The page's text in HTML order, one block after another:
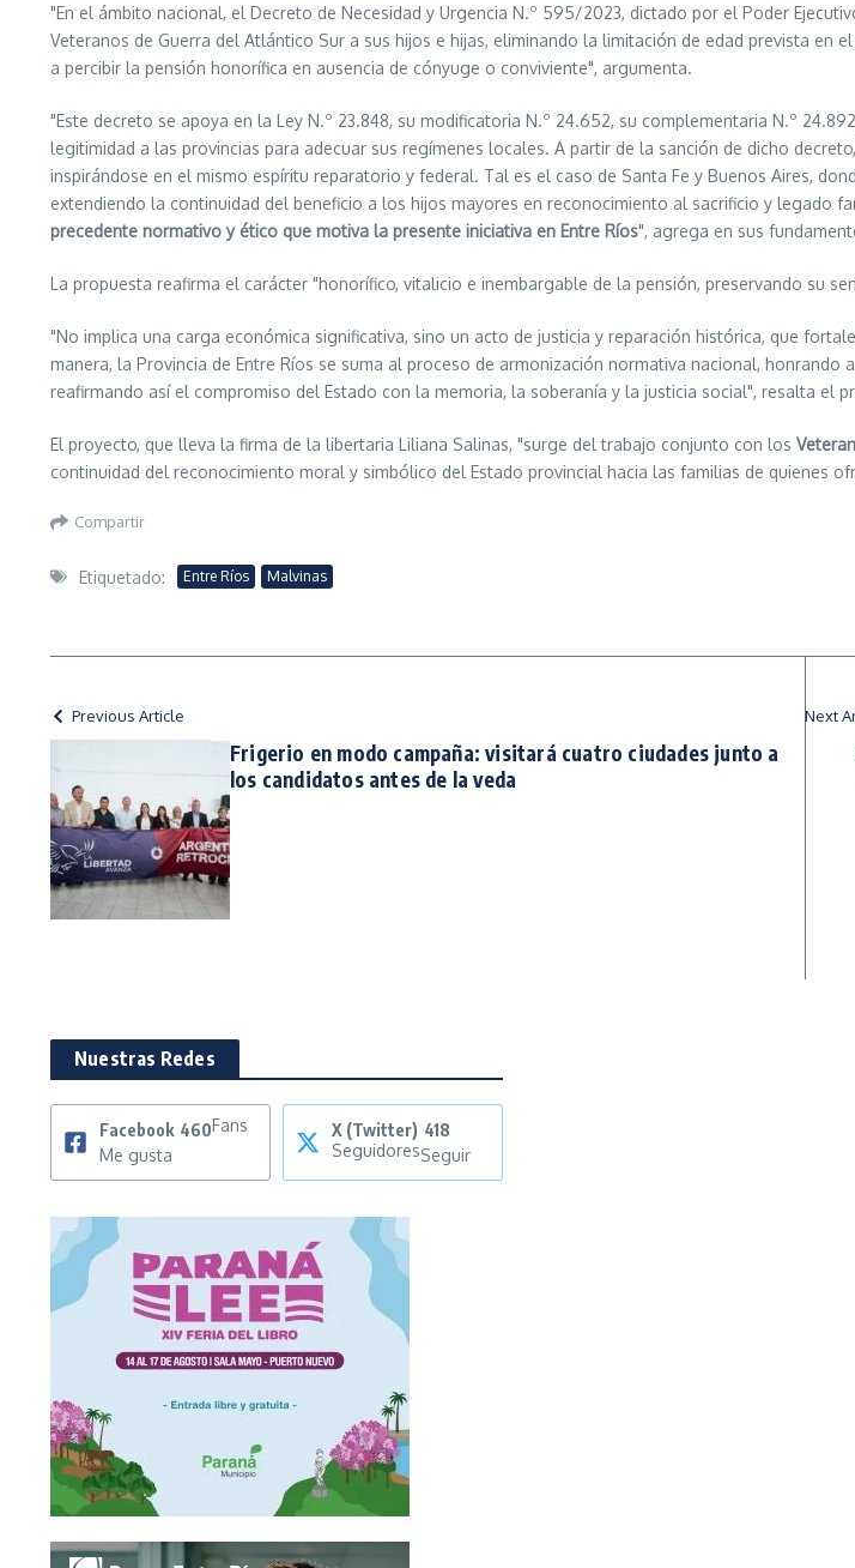
"En el ámbito nacional, el Decreto de Necesidad y Urgencia N.º 595/2023, dictado por el Poder
Veteranos de Guerra del Atlántico Sur a sus hijos e hijas, eliminando la limitación de edad prevista en
a percibir la pensión honorífica en ausencia de cónyuge o conviviente", argumenta.
"Este decreto se apoya en la Ley N.º 23.848, su modificatoria N.º 24.652, su complementaria N.º
legitimidad a las provincias para adecuar sus regímenes locales. A partir de la sanción de dicho
inspirándose en el mismo espíritu reparatorio y federal. Tal es el caso de Santa Fe y Buenos Aires,
extendiendo la continuidad del beneficio a los hijos mayores en reconocimiento al sacrificio y legado
precedente normativo y ético que motiva la presente iniciativa en Entre Ríos", agrega en sus
La propuesta reafirma el carácter "honorífico, vitalicio e inembargable de la pensión, preservando su
"No implica una carga económica significativa, sino un acto de justicia y reparación histórica, que
manera, la Provincia de Entre Ríos se suma al proceso de armonización normativa nacional,
reafirmando así el compromiso del Estado con la memoria, la soberanía y la justicia social", resalta el
El proyecto, que lleva la firma de la libertaria Liliana Salinas, "surge del trabajo conjunto con los
continuidad del reconocimiento moral y simbólico del Estado provincial hacia las familias de quienes
Compartir
Etiquetado: Entre Ríos Malvinas
Previous Article
Frigerio en modo campaña: visitará cuatro ciudades junto a
los candidatos antes de la veda
Next
Nuestras Redes
Facebook 460Fans
Me gusta
X (Twitter) 418
SeguidoresSeguir